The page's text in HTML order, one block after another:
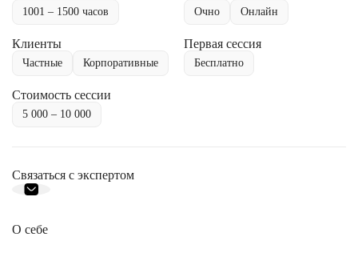
1001 – 1500 часов Очно Онлайн
Клиенты
Частные Корпоративные
Первая сессия
Бесплатно
Стоимость сессии
5 000 – 10 000
Связаться с экспертом
О себе